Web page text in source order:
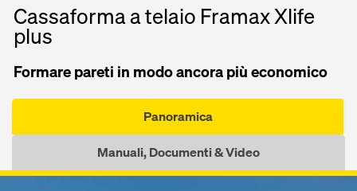
Cassaforma a telaio Framax Xlife
plus
Formare pareti in modo ancora più economico
Panoramica
Manuali, Documenti & Video